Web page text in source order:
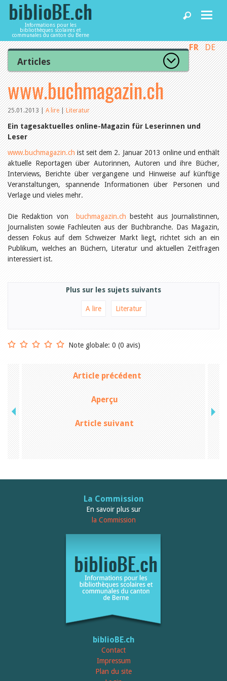
Informations pour les
bibliothèques scolaires et
communales du canton du Berne
Accueil
Articles
Bibliothèques
Agenda
Services
Utiliser biblioBE.ch
FR DE
Articles
Tous les articles
Articles recommandés
Les mieux notés
Catégories
L’Office de la culture informe
La Commission informe
Les bibliothèques informent
Organisation
Locaux et infrastructure
Collections
Utilisation
Finances
Personnel
Gestion de la qualité
Droit et politique
Relations publiques
Encouragement à la lecture
Du monde entier
Divers
Formation et perfectionnement
Bibliosuisse
Littérature de jeunesse
Membres de la commission
Encouragement des
bibliothèques
Bibliomedia
Tous les tags
Auteurs
Julie Greub
Sibylle Birrer
www.buchmagazin.ch
25.01.2013|A lire|Literatur
Ein tagesaktuelles online-Magazin für Leserinnen und
Leser
www.buchmagazin.chist seit dem 2. Januar 2013 online und enthält
aktuelle Reportagen über Autorinnen, Autoren und ihre Bücher,
Interviews, Berichte über vergangene und Hinweise auf künftige
Veranstaltungen, spannende Informationen über Personen und
Verlage und vieles mehr.
Die Redaktion von buchmagazin.ch besteht aus Journalistinnen,
Journalisten sowie Fachleuten aus der Buchbranche. Das Magazin,
dessen Fokus auf dem Schweizer Markt liegt,richtet sich an ein
Publikum, welches an Büchern, Literatur und aktuellen Zeitfragen
interessiert ist.
Plus sur les sujets suivants
A lire Literatur
Note globale: 0 (0 avis)
Article précédent
Aperçu
Article suivant
La Commission
En savoir plus sur
la Commission
biblioBE.ch
Contact
Impressum
Plan du site